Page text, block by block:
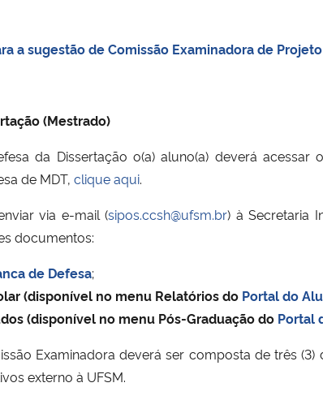
a sugestão de Comissão Examinadora de
(Mestrado)
da Dissertação o(a) aluno(a) deverá acessar o
de MDT, clique aqui.
via e-mail (sipos.ccsh@ufsm.br) à Secretaria
documentos:
de Defesa;
(disponível no menu Relatórios do Portal do
(disponível no menu Pós-Graduação do Portal
Examinadora deverá ser composta de três
externo à UFSM.